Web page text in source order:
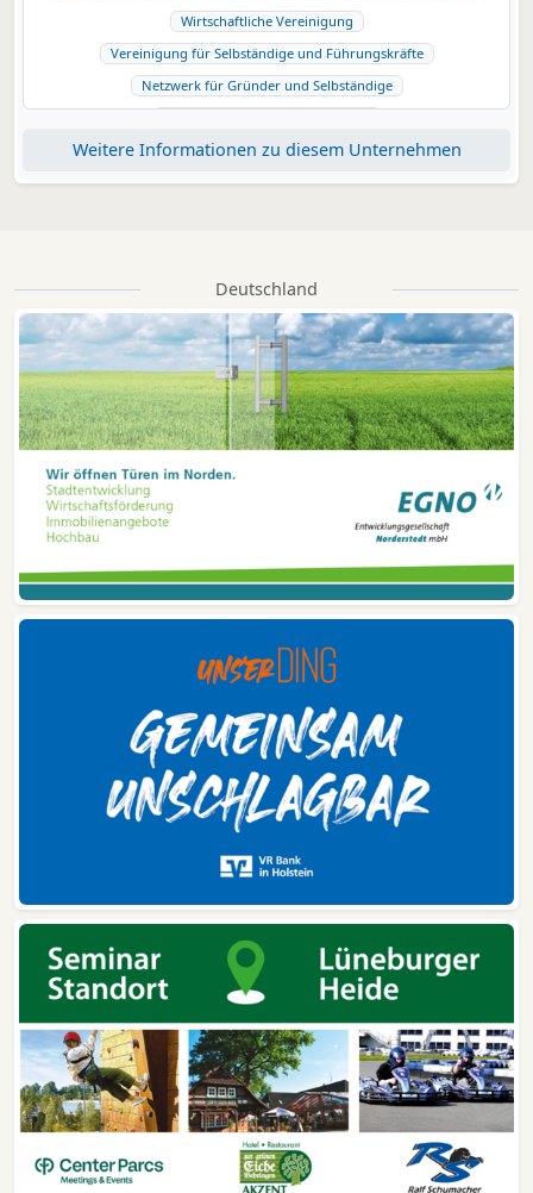
Wirtschaftliche Vereinigung
Vereinigung für Selbständige und Führungskräfte
Netzwerk für Gründer und Selbständige
Gemeinschaft für Existenzgründerinnen
Business-Netzwerk für Existenzgründer
Weitere Informationen zu diesem Unternehmen
Deutschland